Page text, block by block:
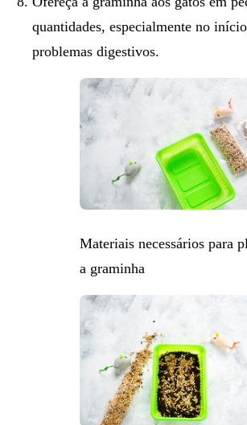
quantidades, especialmente no
problemas digestivos.
Materiais necessários para
a graminha